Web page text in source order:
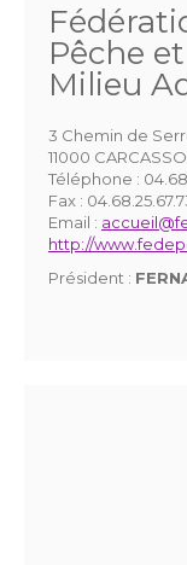
Pêche
Milieu
3 Chemin de
11000
Téléphone :
Fax :
Email :
http://
Président :